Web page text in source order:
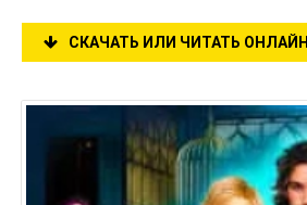
СКАЧАТЬ ИЛИ ЧИТАТЬ ОНЛАЙН